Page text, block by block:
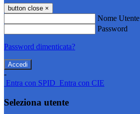
button close ×
Nome Utente
Password
Password dimenticata?
-
Entra con SPID Entra con CIE
Seleziona utente